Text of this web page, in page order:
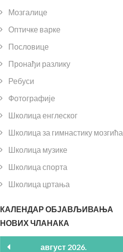
Мозгалице
Оптичке варке
Пословице
Пронађи разлику
Ребуси
Фотографије
Школица енглеског
Школица за гимнастику мозгића
Школица музике
Школица спорта
Школица цртања
КАЛЕНДАР ОБЈАВЉИВАЊА
НОВИХ ЧЛАНАКА
август 2026.